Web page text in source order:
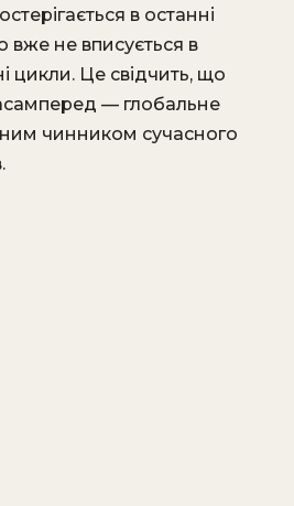
в останні
вже не вписується в
цикли. Це свідчить, що
— глобальне
чинником сучасного